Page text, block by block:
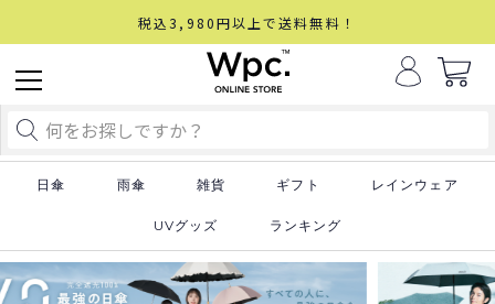
税込3,980円以上で送料無料！
日傘 雨傘 雑貨 ギフト レインウェア
UVグッズ ランキング